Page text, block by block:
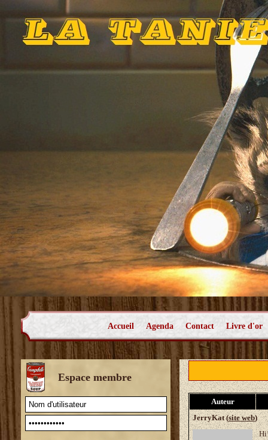
Accueil Agenda Contact Livre d'or
Espace membre
Auteur
JerryKat (site web)